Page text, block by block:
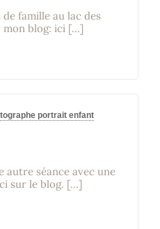
famille au lac des
mon blog: ici […]
portrait enfant
autre séance avec une
sur le blog. […]